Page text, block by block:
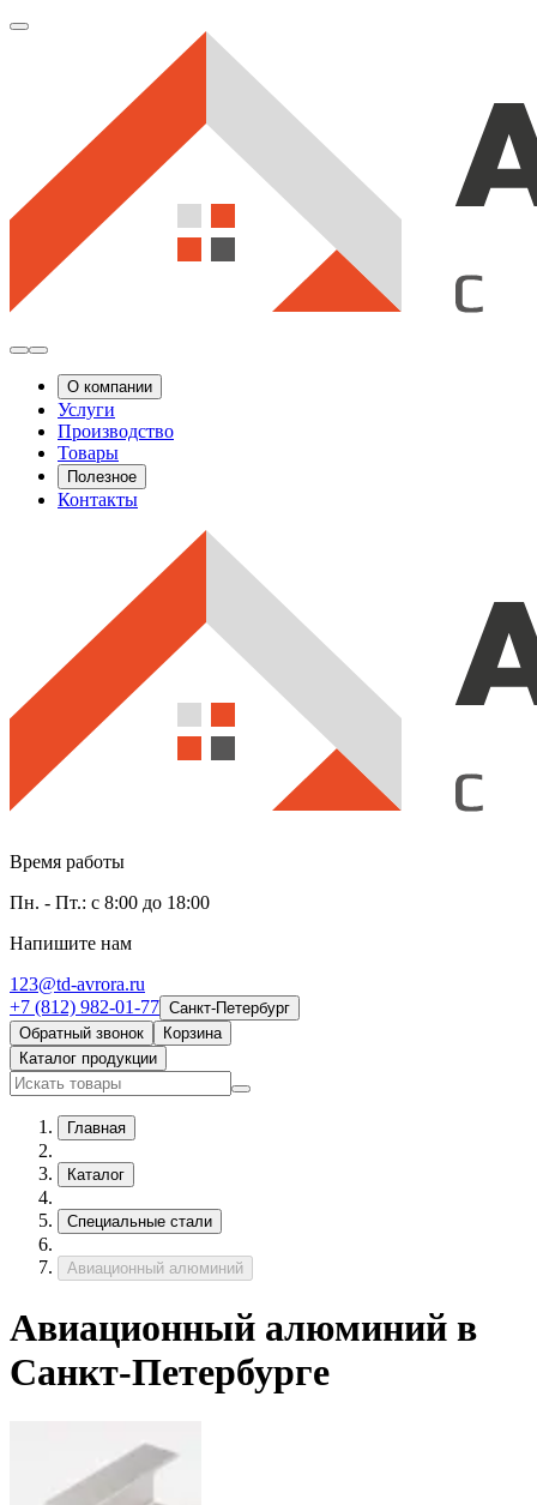
О компании
Услуги
Производство
Товары
Полезное
Контакты
Время работы
Пн. - Пт.: с 8:00 до 18:00
Напишите нам
123@td-avrora.ru
+7 (812) 982-01-77 Санкт-Петербург
Обратный звонок
Корзина
Каталог продукции
Главная
Каталог
Специальные стали
Авиационный алюминий
Авиационный алюминий в
Санкт-Петербурге